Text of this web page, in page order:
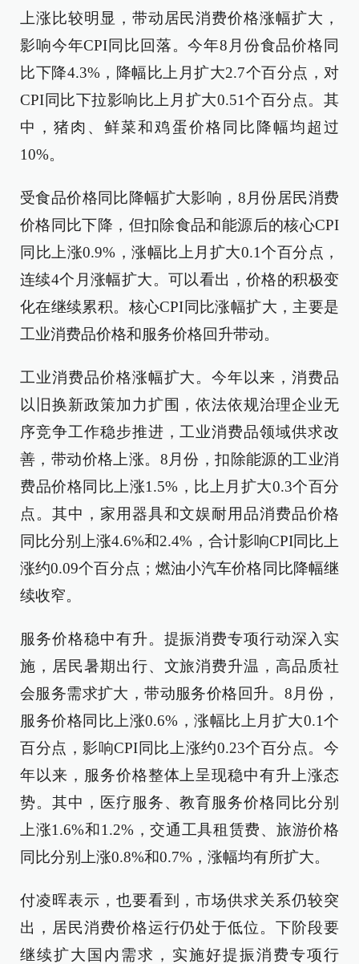
上涨比较明显，带动居民消费价格涨幅扩大，
影响今年CPI同比回落。今年8月份食品价格同
比下降4.3%，降幅比上月扩大2.7个百分点，对
CPI同比下拉影响比上月扩大0.51个百分点。其
中，猪肉、鲜菜和鸡蛋价格同比降幅均超过
10%。
受食品价格同比降幅扩大影响，8月份居民消费
价格同比下降，但扣除食品和能源后的核心CPI
同比上涨0.9%，涨幅比上月扩大0.1个百分点，
连续4个月涨幅扩大。可以看出，价格的积极变
化在继续累积。核心CPI同比涨幅扩大，主要是
工业消费品价格和服务价格回升带动。
工业消费品价格涨幅扩大。今年以来，消费品
以旧换新政策加力扩围，依法依规治理企业无
序竞争工作稳步推进，工业消费品领域供求改
善，带动价格上涨。8月份，扣除能源的工业消
费品价格同比上涨1.5%，比上月扩大0.3个百分
点。其中，家用器具和文娱耐用品消费品价格
同比分别上涨4.6%和2.4%，合计影响CPI同比上
涨约0.09个百分点；燃油小汽车价格同比降幅继
续收窄。
服务价格稳中有升。提振消费专项行动深入实
施，居民暑期出行、文旅消费升温，高品质社
会服务需求扩大，带动服务价格回升。8月份，
服务价格同比上涨0.6%，涨幅比上月扩大0.1个
百分点，影响CPI同比上涨约0.23个百分点。今
年以来，服务价格整体上呈现稳中有升上涨态
势。其中，医疗服务、教育服务价格同比分别
上涨1.6%和1.2%，交通工具租赁费、旅游价格
同比分别上涨0.8%和0.7%，涨幅均有所扩大。
付凌晖表示，也要看到，市场供求关系仍较突
出，居民消费价格运行仍处于低位。下阶段要
继续扩大国内需求，实施好提振消费专项行